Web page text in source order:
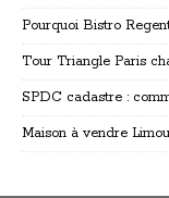
Pourquoi Bistro
Tour Triangle Paris
SPDC cadastre :
Maison à vendre